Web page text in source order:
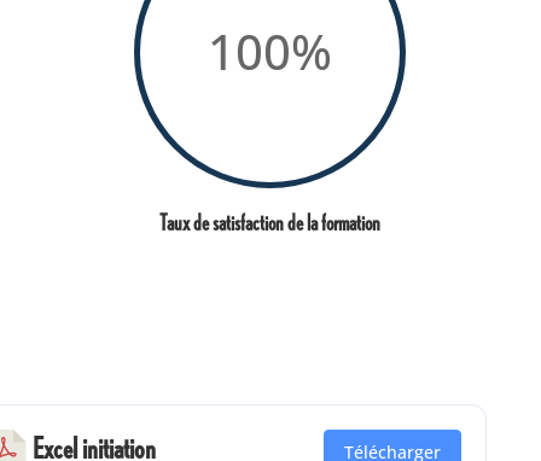
100%
Taux de satisfaction de la formation
Excel initiation Télécharger